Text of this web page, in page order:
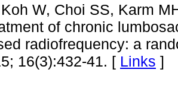
W, Choi SS, Karm
of chronic
radiofrequency: a
16(3):432-41. [ Links ]